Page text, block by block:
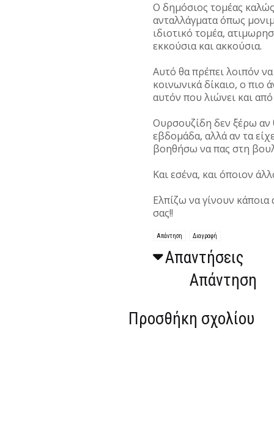
Ο δημόσιος τομέας
ανταλλάγματα όπως
ιδιοτικό τομέα,
εκκούσια και ακκούσια.
Αυτό θα πρέπει λοιπόν
κοινωνικά δίκαιο, ο πιο
αυτόν που λιώνει και
Ουρσουζίδη δεν ξέρω αν
εβδομάδα, αλλά αν τα
βοηθήσω να πας στη
Και εσένα, και όποιον
Ελπίζω να γίνουν
σας!!
Απάντηση Διαγραφή
Απαντήσεις
Απάντηση
Προσθήκη σχολίου